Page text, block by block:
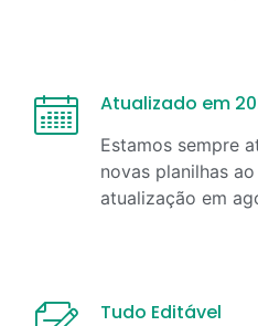
Atualizado em
Estamos sempre
novas planilhas
atualização em
Tudo Editável